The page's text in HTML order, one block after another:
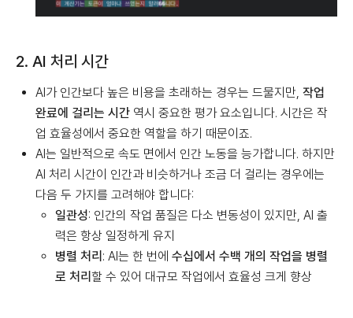
2. AI 처리 시간
AI가 인간보다 높은 비용을 초래하는 경우는 드물지만, 작업
완료에 걸리는 시간 역시 중요한 평가 요소입니다. 시간은 작
업 효율성에서 중요한 역할을 하기 때문이죠.
AI는 일반적으로 속도 면에서 인간 노동을 능가합니다. 하지만
AI 처리 시간이 인간과 비슷하거나 조금 더 걸리는 경우에는
다음 두 가지를 고려해야 합니다:
일관성: 인간의 작업 품질은 다소 변동성이 있지만, AI 출
력은 항상 일정하게 유지
병렬 처리 : AI는 한 번에 수십에서 수백 개의 작업을 병렬
로 처리 할 수 있어 대규모 작업에서 효율성 크게 향상